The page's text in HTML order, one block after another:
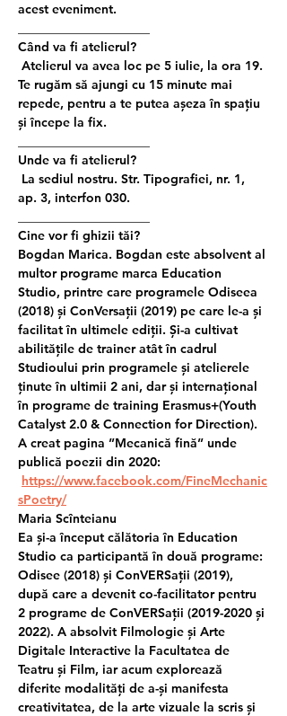
acest eveniment.
Când va fi atelierul?
Atelierul va avea loc pe 5 iulie, la ora 19.
Te rugăm să ajungi cu 15 minute mai
repede, pentru a te putea așeza în spațiu
și începe la fix.
Unde va fi atelierul?
La sediul nostru. Str. Tipografiei, nr. 1,
ap. 3, interfon 030.
Cine vor fi ghizii tăi?
Bogdan Marica. Bogdan este absolvent al
multor programe marca Education
Studio, printre care programele Odiseea
(2018) și ConVersații (2019) pe care le-a și
facilitat în ultimele ediții. Și-a cultivat
abilitățile de trainer atât în cadrul
Studioului prin programele și atelierele
ținute în ultimii 2 ani, dar și internațional
în programe de training Erasmus+(Youth
Catalyst 2.0 & Connection for Direction).
A creat pagina ”Mecanică fină” unde
publică poezii din 2020:
https://www.facebook.com/FineMechanic
sPoetry/
Maria Scînteianu
Ea și-a început călătoria în Education
Studio ca participantă în două programe:
Odisee (2018) și ConVERSații (2019),
după care a devenit co-facilitator pentru
2 programe de ConVERSații (2019-2020 și
2022). A absolvit Filmologie și Arte
Digitale Interactive la Facultatea de
Teatru și Film, iar acum explorează
diferite modalități de a-și manifesta
creativitatea, de la arte vizuale la scris și